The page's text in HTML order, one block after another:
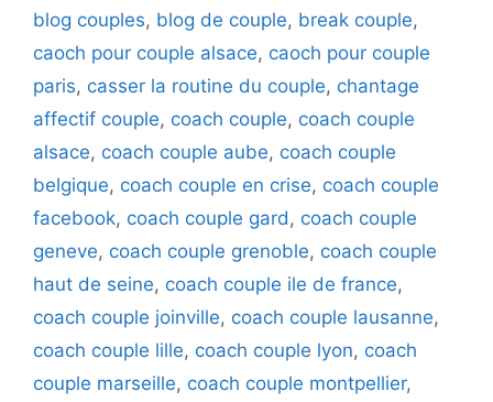
blog couples, blog de couple, break couple,
caoch pour couple alsace, caoch pour couple
paris, casser la routine du couple, chantage
affectif couple, coach couple, coach couple
alsace, coach couple aube, coach couple
belgique, coach couple en crise, coach couple
facebook, coach couple gard , coach couple
geneve, coach couple grenoble, coach couple
haut de seine, coach couple ile de france,
coach couple joinville, coach couple lausanne,
coach couple lille, coach couple lyon, coach
couple marseille, coach couple montpellier,